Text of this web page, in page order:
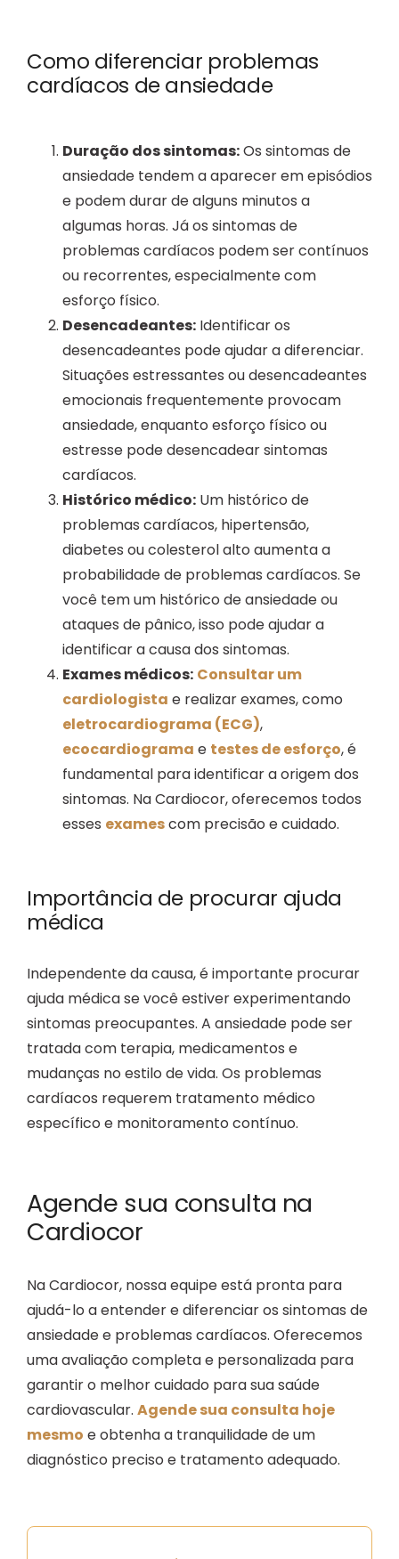
Como diferenciar problemas
cardíacos de ansiedade
Duração dos sintomas:Os sintomas de
ansiedade tendem a aparecer em episódios
e podem durar de alguns minutos a
algumas horas. Já os sintomas de
problemas cardíacos podem ser contínuos
ou recorrentes, especialmente com
esforço físico.
Desencadeantes:Identificar os
desencadeantes pode ajudar a diferenciar.
Situações estressantes ou desencadeantes
emocionais frequentemente provocam
ansiedade, enquanto esforço físico ou
estresse pode desencadear sintomas
cardíacos.
Histórico médico:Um histórico de
problemas cardíacos, hipertensão,
diabetes ou colesterol alto aumenta a
probabilidade de problemas cardíacos. Se
você tem um histórico de ansiedade ou
ataques de pânico, isso pode ajudar a
identificar a causa dos sintomas.
Exames médicos: Consultar um
cardiologista e realizar exames, como
eletrocardiograma (ECG),
ecocardiograma e testes de esforço, é
fundamental para identificar a origem dos
sintomas. Na Cardiocor, oferecemos todos
esses examescom precisão e cuidado.
Importância de procurar ajuda
médica
Independente da causa, é importante procurar
ajuda médica se você estiver experimentando
sintomas preocupantes. A ansiedade pode ser
tratada com terapia, medicamentos e
mudanças no estilo de vida. Os problemas
cardíacos requerem tratamento médico
específico e monitoramento contínuo.
Agende sua consulta na
Cardiocor
Na Cardiocor, nossa equipe está pronta para
ajudá-lo a entender e diferenciar os sintomas de
ansiedade e problemas cardíacos. Oferecemos
uma avaliação completa e personalizada para
garantir o melhor cuidado para sua saúde
cardiovascular. Agende sua consulta hoje
mesmo e obtenha a tranquilidade de um
diagnóstico preciso e tratamento adequado.